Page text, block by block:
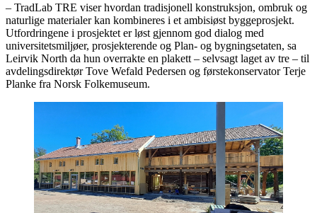
– TradLab TRE viser hvordan tradisjonell konstruksjon, ombruk og
naturlige materialer kan kombineres i et ambisiøst byggeprosjekt.
Utfordringene i prosjektet er løst gjennom god dialog med
universitetsmiljøer, prosjekterende og Plan- og bygningsetaten, sa
Leirvik North da hun overrakte en plakett – selvsagt laget av tre – til
avdelingsdirektør Tove Wefald Pedersen og førstekonservator Terje
Planke fra Norsk Folkemuseum.